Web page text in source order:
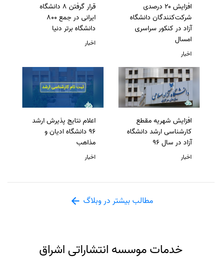
افزایش ۲۰ درصدی
شرکت‌کنندگان دانشگاه
آزاد در کنکور سراسری
امسال
اخبار
قرار گرفتن 8 دانشگاه
ایرانی در جمع 800
دانشگاه برتر دنیا
اخبار
افزایش شهریه مقطع
کارشناسی ارشد دانشگاه
آزاد در سال 96
اخبار
اعلام نتایج پذیرش ارشد
96 دانشگاه ادیان و
مذاهب
اخبار
مطالب بیشتر در وبلاگ
خدمات موسسه انتشاراتی اشراق